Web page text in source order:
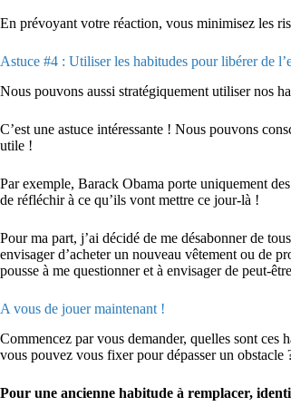
En prévoyant votre réaction, vous minimisez les
Astuce #4 : Utiliser les habitudes pour libérer de
Nous pouvons aussi stratégiquement utiliser nos
C’est une astuce intéressante ! Nous pouvons
utile !
Par exemple, Barack Obama porte uniquement
de réfléchir à ce qu’ils vont mettre ce jour-là !
Pour ma part, j’ai décidé de me désabonner de
envisager d’acheter un nouveau vêtement ou de
pousse à me questionner et à envisager de peut-
A vous de jouer maintenant !
Commencez par vous demander, quelles sont
vous pouvez vous fixer pour dépasser un
Pour une ancienne habitude à remplacer,